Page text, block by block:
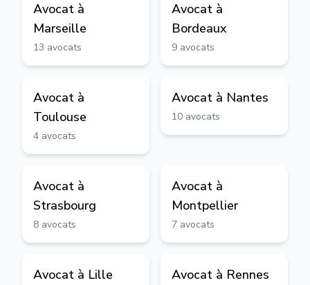
Avocat à
Marseille
13 avocats
Avocat à
Bordeaux
9 avocats
Avocat à
Toulouse
4 avocats
Avocat à Nantes
10 avocats
Avocat à
Strasbourg
8 avocats
Avocat à
Montpellier
7 avocats
Avocat à Lille Avocat à Rennes